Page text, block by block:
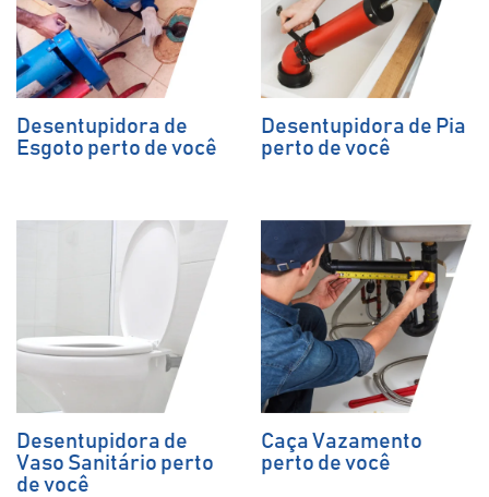
Desentupidora de
Esgoto perto de você
Desentupidora de Pia
perto de você
Desentupidora de
Vaso Sanitário perto
de você
Caça Vazamento
perto de você